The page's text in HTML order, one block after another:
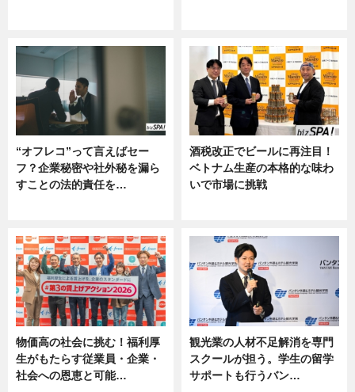
“オフレコ”って言えばセー
フ？企業秘密や社外秘を漏ら
すことの法的責任を…
酒税改正でビールに再注目！
ベトナム生産の本格的な味わ
いで市場に挑戦
物価高の社会に挑む！福利厚
生がもたらす従業員・企業・
社会への恩恵と可能…
観光業の人材不足解消を専門
スクールが担う。学生の留学
サポートも行うバン…